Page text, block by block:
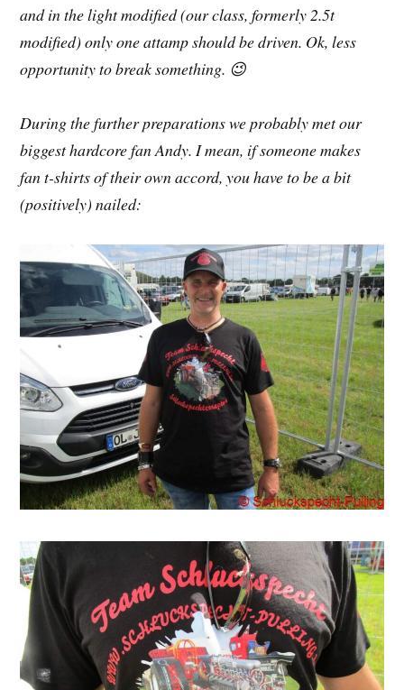
and in the light modified (our class, formerly 2.5t
modified) only one attamp should be driven. Ok, less
opportunity to break something. 😉
During the further preparations we probably met our
biggest hardcore fan Andy. I mean, if someone makes
fan t-shirts of their own accord, you have to be a bit
(positively) nailed: